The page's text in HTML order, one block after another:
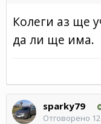
Колеги аз ще
да ли ще има.
sparky79
Отговорено